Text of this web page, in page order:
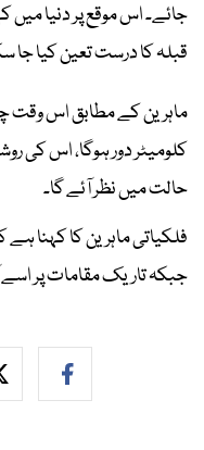
جائے۔ اس موقع پر دنیا
قبلہ کا درست تعین کیا جا
حالت میں نظر آئے گا۔
فلکیاتی ماہرین کا کہنا
جبکہ تاریک مقامات پر